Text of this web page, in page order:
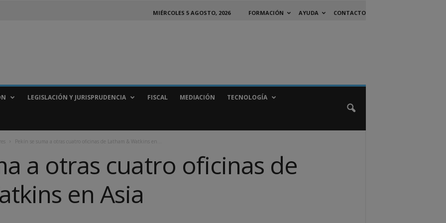
MIÉRCOLES 5 AGOSTO, 2026 FORMACIÓN AYUDA CONTACTO
LEGISLACIÓN Y JURISPRUDENCIA FISCAL MEDIACIÓN TECNOLOGÍA
Pekín se suma a otras cuatro oficinas de Latham & Watkins en...
a otras cuatro oficinas de
en Asia